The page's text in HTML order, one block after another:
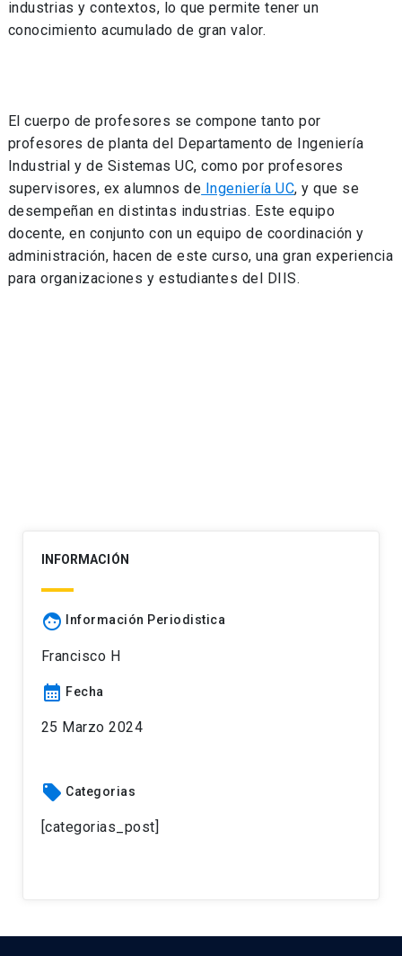
industrias y contextos, lo que permite tener un
conocimiento acumulado de gran valor.
El cuerpo de profesores se compone tanto por
profesores de planta del Departamento de Ingeniería
Industrial y de Sistemas UC, como por profesores
supervisores, ex alumnos de Ingeniería UC, y que se
desempeñan en distintas industrias. Este equipo
docente, en conjunto con un equipo de coordinación y
administración, hacen de este curso, una gran experiencia
para organizaciones y estudiantes del DIIS.
INFORMACIÓN
face Información Periodistica
Francisco H
calendar_month Fecha
25 Marzo 2024
local_offer Categorias
[categorias_post]